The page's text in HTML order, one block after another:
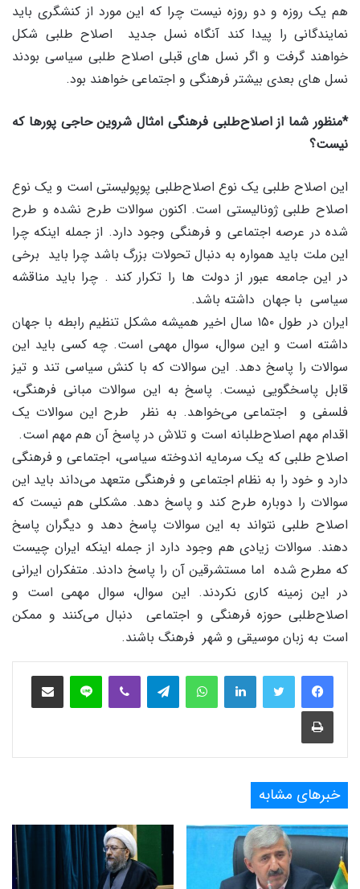
هم یک روزه و دو روزه نیست چرا که این مورد از کنشگری باید
نمایندگانی را پیدا کند آنگاه نسل جدید اصلاح طلبی شکل
خواهند گرفت و اگر نسل های قبلی اصلاح طلبی سیاسی بودند
نسل های بعدی بیشتر فرهنگی و اجتماعی خواهند بود.
*منظور شما از اصلاح‌طلبی فرهنگی امثال شروین حاجی پورها که
نیست؟
این اصلاح طلبی یک نوع اصلاح‌طلبی پوپولیستی است و یک نوع
اصلاح طلبی ژونالیستی است. اکنون سوالات طرح نشده و طرح
شده در عرصه اجتماعی و فرهنگی وجود دارد. از جمله اینکه چرا
این ملت باید همواره به دنبال تحولات بزرگ باشد چرا باید برخی
در این جامعه عبور از دولت ها را تکرار کند . چرا باید مناقشه
سیاسی با جهان داشته باشد.
ایران در طول ۱۵۰ سال اخیر همیشه مشکل تنظیم رابطه با جهان
داشته است و این سوال، سوال مهمی است. چه کسی باید این
سوالات را پاسخ دهد. این سوالات که با کنش سیاسی تند و تیز
قابل پاسخگویی نیست. پاسخ به این سوالات مبانی فرهنگی،
فلسفی و اجتماعی می‌خواهد. به نظر طرح این سوالات یک
اقدام مهم اصلاح‌طلبانه است و تلاش در پاسخ آن هم مهم است.
اصلاح طلبی که یک سرمایه اندوخته سیاسی، اجتماعی و فرهنگی
دارد و خود را به نظام اجتماعی و فرهنگی متعهد می‌داند باید این
سوالات را دوباره طرح کند و پاسخ دهد. مشکلی هم نیست که
اصلاح طلبی نتواند به این سوالات پاسخ دهد و دیگران پاسخ
دهند. سوالات زیادی هم وجود دارد از جمله اینکه ایران چیست
که مطرح شده اما مستشرقین آن را پاسخ دادند. متفکران ایرانی
در این زمینه کاری نکردند. این سوال، سوال مهمی است و
اصلاح‌طلبی حوزه فرهنگی و اجتماعی دنبال می‌کنند و ممکن
است به زبان موسیقی و شهر فرهنگ باشند.
فیس بوک لینکدین واتس آپ لاین
چاپ
خبرهای مشابه